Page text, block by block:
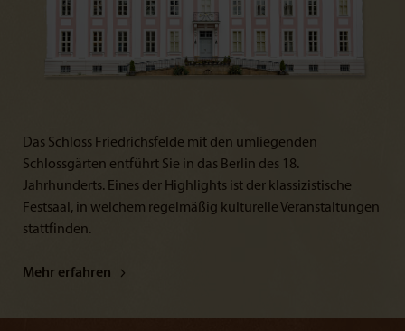
Das Schloss Friedrichsfelde mit den umliegenden
Schlossgärten entführt Sie in das Berlin des 18.
Jahrhunderts. Eines der Highlights ist der klassizistische
Festsaal, in welchem regelmäßig kulturelle Veranstaltungen
stattfinden.
Mehr erfahren